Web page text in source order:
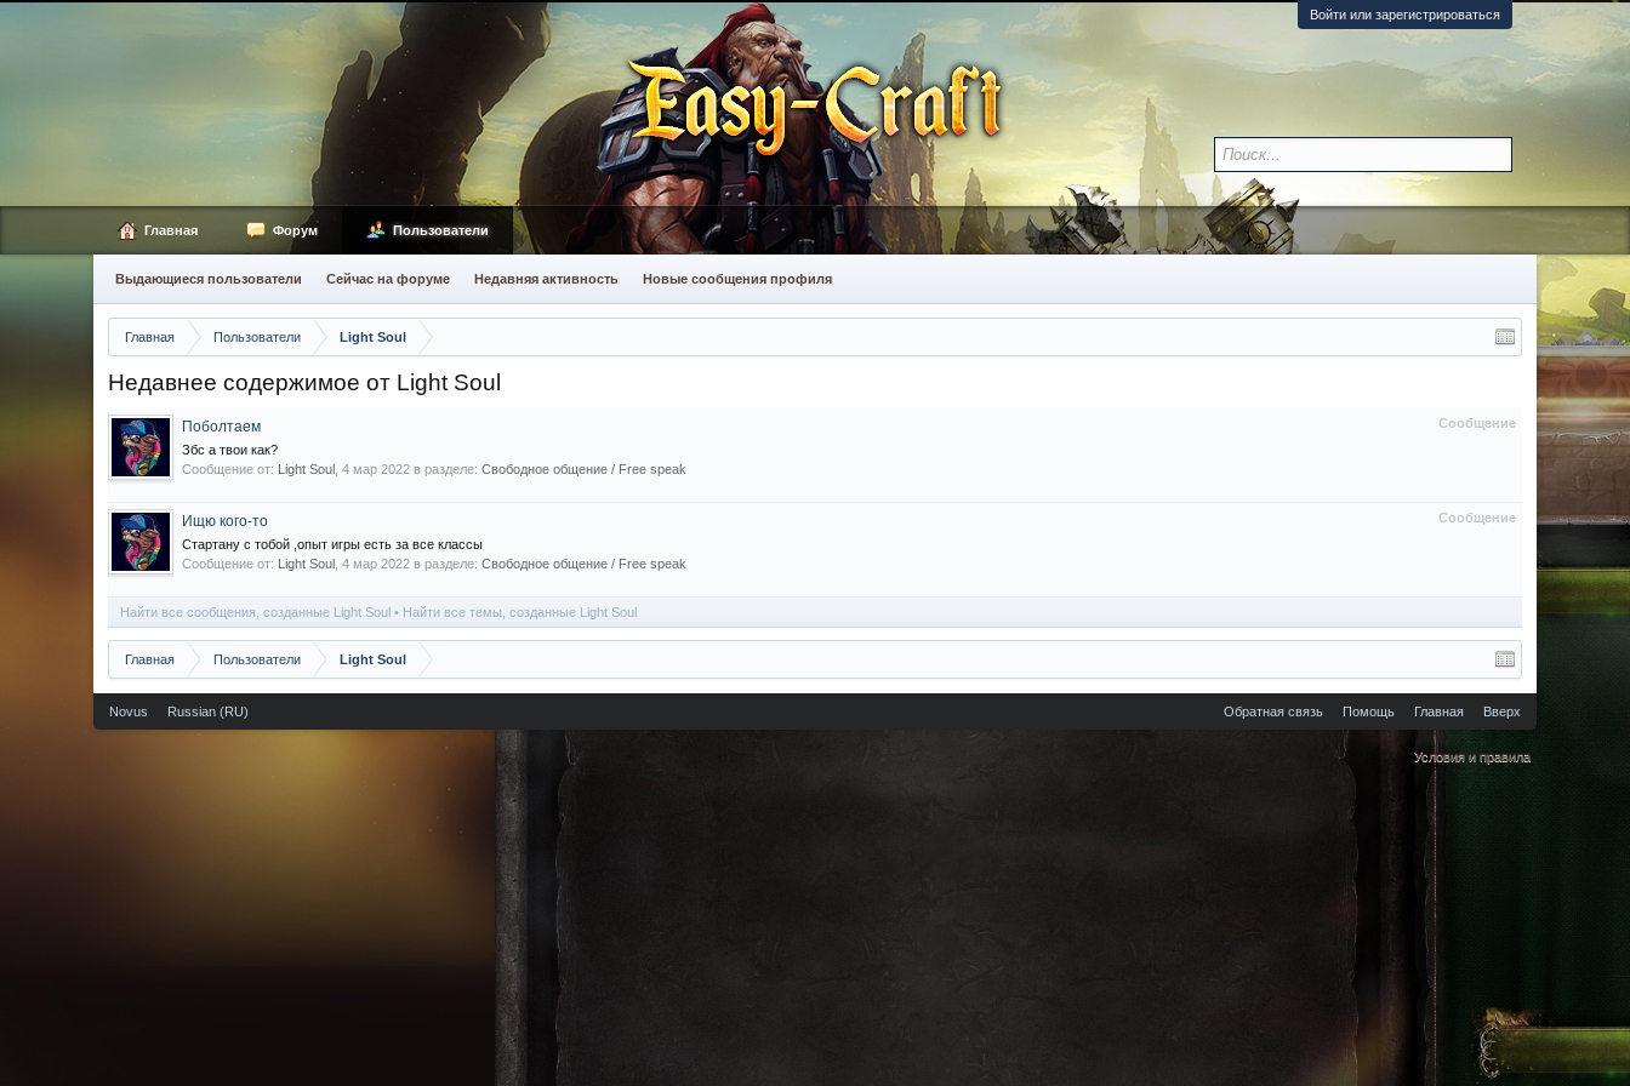
Войти или зарегистрироваться
Главная Пользователи Light Soul
Недавнее содержимое от Light Soul
Сообщение
Поболтаем
Збс а твои как?
Сообщение от: Light Soul 4 мар 2022 в разделе: Свободное общение / Free speak
Сообщение
Ищю кого-то
Стартану с тобой ,опыт игры есть за все классы
Сообщение от: Light Soul 4 мар 2022 в разделе: Свободное общение / Free speak
Найти все сообщения, созданные Light Soul Найти все темы, созданные Light Soul
Главная Пользователи Light Soul
Главная Форум Пользователи
Выдающиеся пользователи Сейчас на форуме Недавняя активность Новые сообщения профиля
Novus Russian (RU) Обратная связь Помощь Главная Вверх
Условия и правила